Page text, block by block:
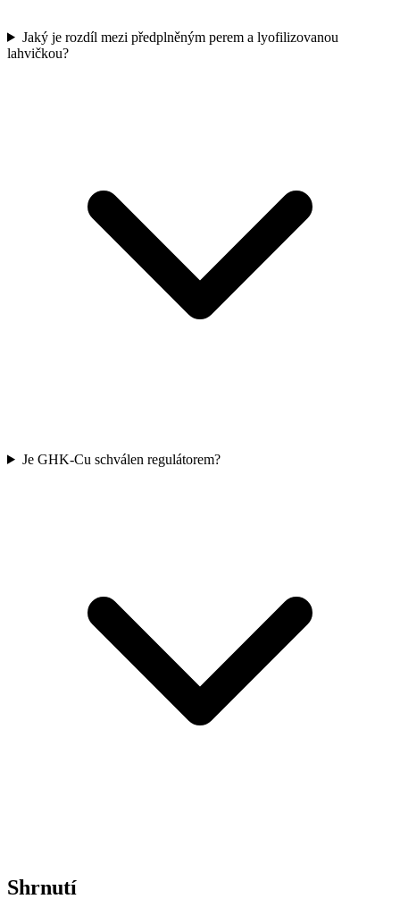
Jaký je rozdíl mezi předplněným perem a lyofilizovanou
lahvičkou?
Je GHK-Cu schválen regulátorem?
Shrnutí